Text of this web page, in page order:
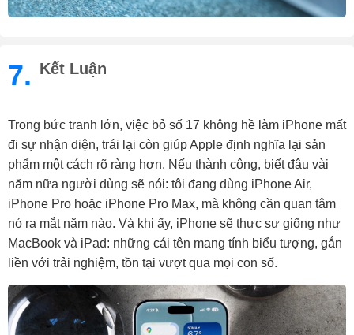
7. Kết Luận
Trong bức tranh lớn, việc bỏ số 17 không hề làm iPhone mất
đi sự nhận diện, trái lại còn giúp Apple định nghĩa lại sản
phẩm một cách rõ ràng hơn. Nếu thành công, biết đâu vài
năm nữa người dùng sẽ nói: tôi đang dùng iPhone Air,
iPhone Pro hoặc iPhone Pro Max, mà không cần quan tâm
nó ra mắt năm nào. Và khi ấy, iPhone sẽ thực sự giống như
MacBook và iPad: những cái tên mang tính biểu tượng, gắn
liền với trải nghiệm, tồn tại vượt qua mọi con số.